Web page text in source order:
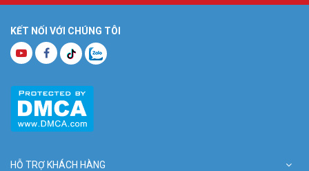
KẾT NỐI VỚI CHÚNG TÔI
HỖ TRỢ KHÁCH HÀNG